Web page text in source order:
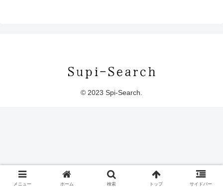
© 2023 Spi-Search.
メニュー ホーム 検索 トップ サイドバー